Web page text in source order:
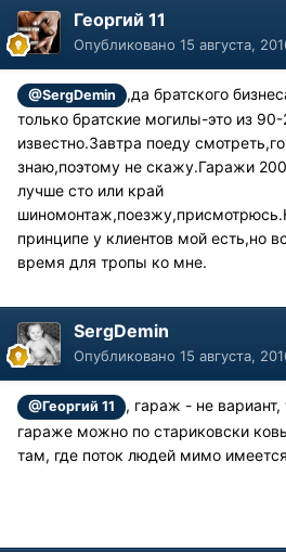
Георгий 11
Опубликовано 15 августа,
@SergDemin
,да братского
только братские могилы-это из
известно.Завтра поеду
знаю,поэтому не скажу.Гаражи
лучше сто или край
принципе у клиентов мой есть,но
время для тропы ко мне.
SergDemin
Опубликовано 15 августа,
@Георгий 11
, гараж - не
гараже можно по стариковски
там, где поток людей мимо